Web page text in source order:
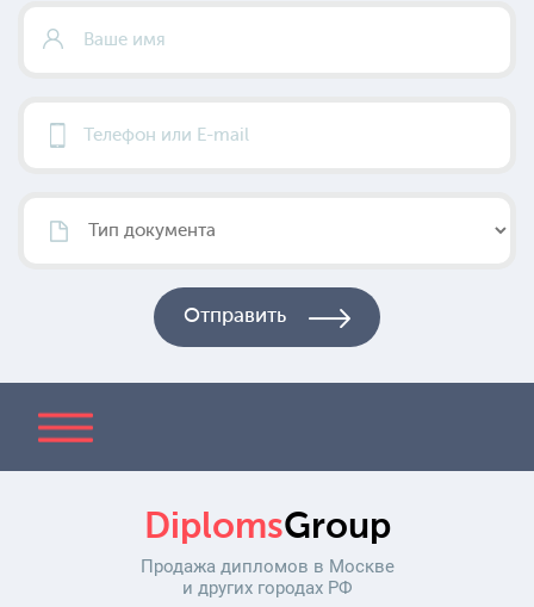
DiplomsGroup
Продажа дипломов в Москве
и других городах РФ